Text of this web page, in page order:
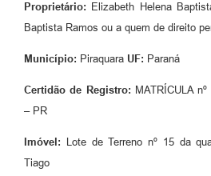
Proprietário: Elizabeth Helena
Baptista Ramos ou a quem de direito
Município: Piraquara UF: Paraná
Certidão de Registro: MATRÍCULA
– PR
Imóvel: Lote de Terreno nº 15 da
Tiago